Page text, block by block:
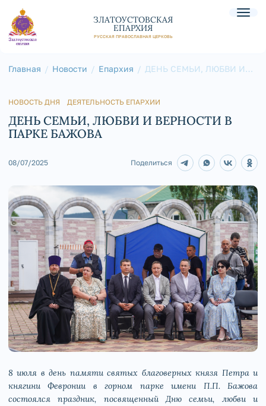
ЗЛАТОУСТОВСКАЯ
ЕПАРХИЯ
РУССКАЯ ПРАВОСЛАВНАЯ ЦЕРКОВЬ
Главная Новости Епархия
ДЕНЬ СЕМЬИ, ЛЮБВИ И
НОВОСТЬ ДНЯ ДЕЯТЕЛЬНОСТЬ ЕПАРХИИ
ДЕНЬ СЕМЬИ, ЛЮБВИ И ВЕРНОСТИ В
ПАРКЕ БАЖОВА
08/07/2025 Поделиться
8 июля в день памяти святых благоверных князя Петра и
княгини Февронии в горном парке имени П.П. Бажова
состоялся праздник, посвященный Дню семьи, любви и